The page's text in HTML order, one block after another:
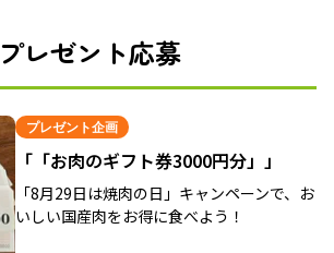
プレゼント応募
プレゼント企画
「「お肉のギフト券3000円分」」
「8月29日は焼肉の日」キャンペーンで、お
いしい国産肉をお得に食べよう！